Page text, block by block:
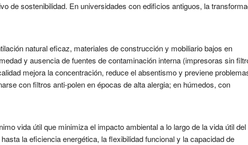
de sostenibilidad. En universidades con edificios antiguos, la
natural eficaz, materiales de construcción y mobiliario bajos en
y ausencia de fuentes de contaminación interna (impresoras sin
mejora la concentración, reduce el absentismo y previene
con filtros anti-polen en épocas de alta alergia; en húmedos, con
vida útil que minimiza el impacto ambiental a lo largo de la vida útil del
la eficiencia energética, la flexibilidad funcional y la capacidad de